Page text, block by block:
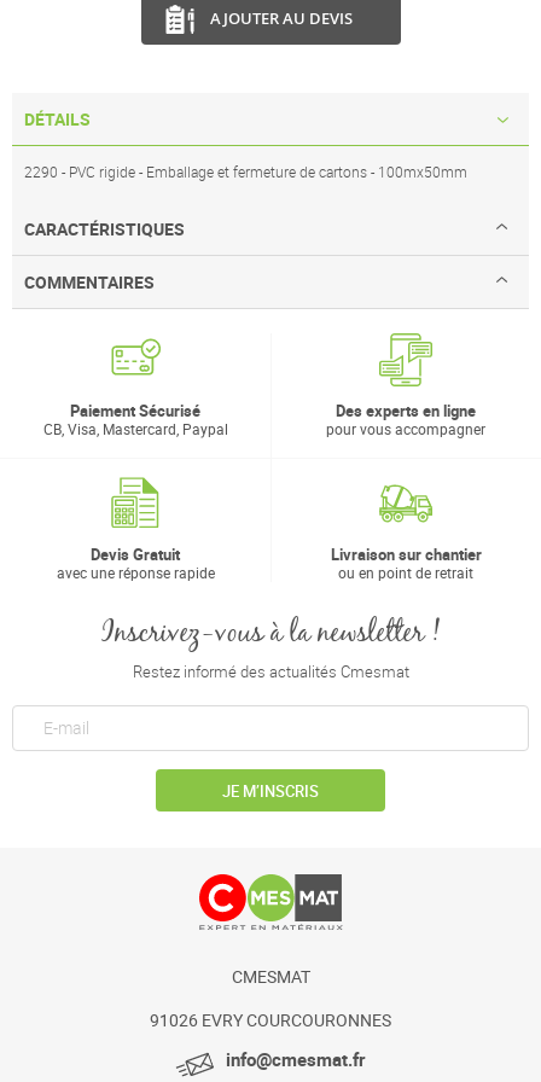
AJOUTER AU DEVIS
DÉTAILS
2290 - PVC rigide - Emballage et fermeture de cartons - 100mx50mm
CARACTÉRISTIQUES
COMMENTAIRES
Paiement Sécurisé
CB, Visa, Mastercard, Paypal
Des experts en ligne
pour vous accompagner
Devis Gratuit
avec une réponse rapide
Livraison sur chantier
ou en point de retrait
Inscrivez-vous à la newsletter !
Restez informé des actualités Cmesmat
JE M’INSCRIS
CMESMAT
91026 EVRY COURCOURONNES
info@cmesmat.fr